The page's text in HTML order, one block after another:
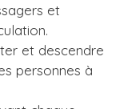
et
et descendre
personnes à